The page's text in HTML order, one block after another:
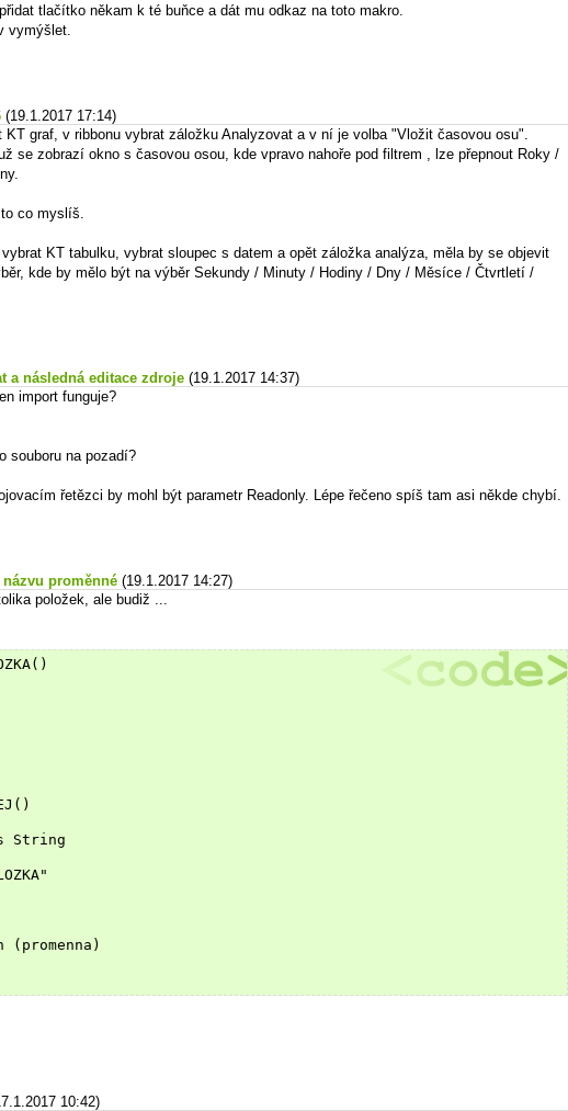
tlačítko někam k té buňce a dát mu odkaz na toto makro.
vymýšlet.
(19.1.2017 17:14)
KT graf, v ribbonu vybrat záložku Analyzovat a v ní je volba "Vložit časovou osu".
se zobrazí okno s časovou osou, kde vpravo nahoře pod filtrem , lze přepnout Roky /
co myslíš.
KT tabulku, vybrat sloupec s datem a opět záložka analýza, měla by se objevit
kde by mělo být na výběr Sekundy / Minuty / Hodiny / Dny / Měsíce / Čtvrtletí /
a následná editace zdroje (19.1.2017 14:37)
import funguje?
souboru na pozadí?
řetězci by mohl být parametr Readonly. Lépe řečeno spíš tam asi někde chybí.
proměnné (19.1.2017 14:27)
položek, ale budiž ...
String
10:42)